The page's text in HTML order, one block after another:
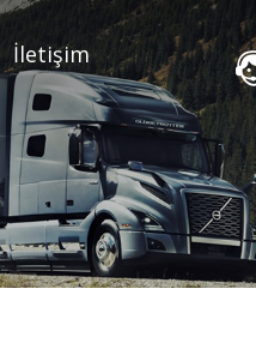
İletişim